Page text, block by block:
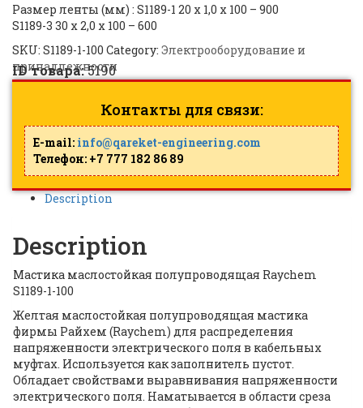
Размер ленты (мм) : S1189-1 20 х 1,0 х 100 – 900
S1189-3 30 х 2,0 х 100 – 600
SKU: S1189-1-100 Category: Электрооборудование и
принадлежности
ID товара:5190
Контакты для связи:
E-mail: info@qareket-engineering.com
Телефон: +7 777 182 86 89
Description
Description
Мастика маслостойкая полупроводящая Raychem
S1189-1-100
Желтая маслостойкая полупроводящая мастика
фирмы Райхем (Raychem) для распределения
напряженности электрического поля в кабельных
муфтах. Используется как заполнитель пустот.
Обладает свойствами выравнивания напряженности
электрического поля. Наматывается в области среза